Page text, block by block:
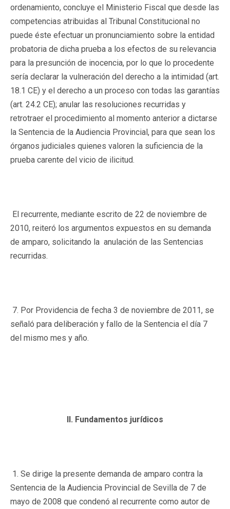
ordenamiento, concluye el Ministerio Fiscal que desde las
competencias atribuidas al Tribunal Constitucional no
puede éste efectuar un pronunciamiento sobre la entidad
probatoria de dicha prueba a los efectos de su relevancia
para la presunción de inocencia, por lo que lo procedente
sería declarar la vulneración del derecho a la intimidad (art.
18.1 CE) y el derecho a un proceso con todas las garantías
(art. 24.2 CE); anular las resoluciones recurridas y
retrotraer el procedimiento al momento anterior a dictarse
la Sentencia de la Audiencia Provincial, para que sean los
órganos judiciales quienes valoren la suficiencia de la
prueba carente del vicio de ilicitud.
El recurrente, mediante escrito de 22 de noviembre de
2010, reiteró los argumentos expuestos en su demanda
de amparo, solicitando la anulación de las Sentencias
recurridas.
7. Por Providencia de fecha 3 de noviembre de 2011, se
señaló para deliberación y fallo de la Sentencia el día 7
del mismo mes y año.
II. Fundamentos jurídicos
1. Se dirige la presente demanda de amparo contra la
Sentencia de la Audiencia Provincial de Sevilla de 7 de
mayo de 2008 que condenó al recurrente como autor de